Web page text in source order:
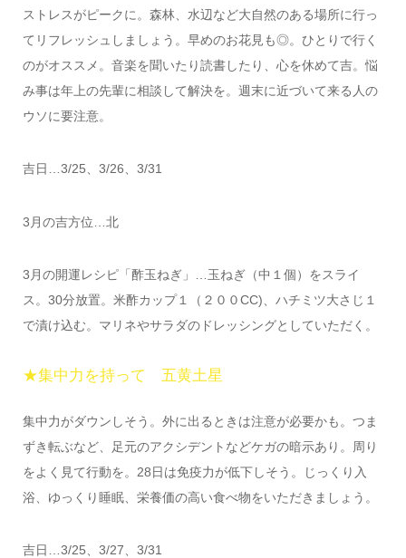
ストレスがピークに。森林、水辺など大自然のある場所に行っ
てリフレッシュしましょう。早めのお花見も◎。ひとりで行く
のがオススメ。音楽を聞いたり読書したり、心を休めて吉。悩
み事は年上の先輩に相談して解決を。週末に近づいて来る人の
ウソに要注意。
吉日…3/25、3/26、3/31
3月の吉方位…北
3月の開運レシピ「酢玉ねぎ」…玉ねぎ（中１個）をスライ
ス。30分放置。米酢カップ１（２００CC)、ハチミツ大さじ１
で漬け込む。マリネやサラダのドレッシングとしていただく。
★集中力を持って 五黄土星
集中力がダウンしそう。外に出るときは注意が必要かも。つま
ずき転ぶなど、足元のアクシデントなどケガの暗示あり。周り
をよく見て行動を。28日は免疫力が低下しそう。じっくり入
浴、ゆっくり睡眠、栄養価の高い食べ物をいただきましょう。
吉日…3/25、3/27、3/31